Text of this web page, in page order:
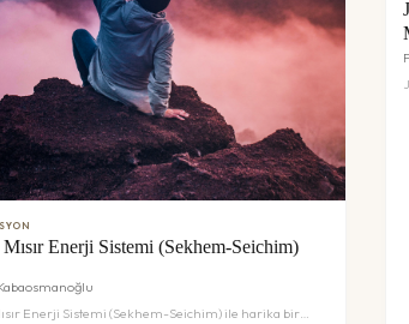
Enerji Sistemi (Sekhem-Seichim)
Enerji Sistemi (Sekhem-Seichim) ile harika bir